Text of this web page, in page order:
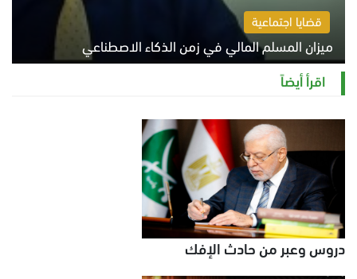
قضايا اجتماعية
ميزان المسلم المالي في زمن الذكاء الاصطناعي
السبت 8 أغسطس 2026 11:21 ص
اقرأ أيضاً
دروس وعبر من حادث الإفك